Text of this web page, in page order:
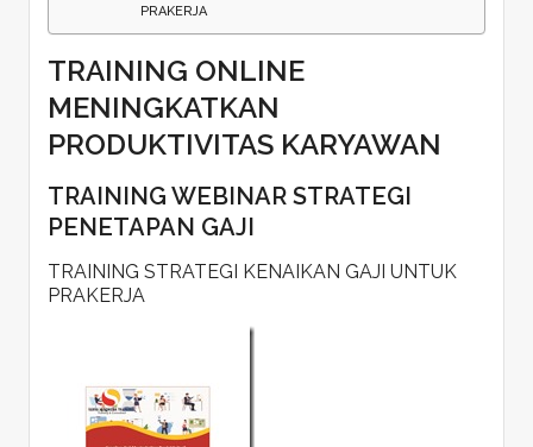
PRAKERJA
TRAINING ONLINE
MENINGKATKAN
PRODUKTIVITAS KARYAWAN
TRAINING WEBINAR STRATEGI
PENETAPAN GAJI
TRAINING STRATEGI KENAIKAN GAJI UNTUK
PRAKERJA